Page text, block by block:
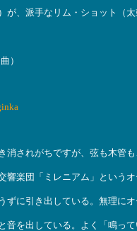
が、派手なリム・ショット（
）
消されがちですが、弦も木管
響楽団「ミレニアム」という
ずに引き出している。無理に
音を出している。よく「鳴っ